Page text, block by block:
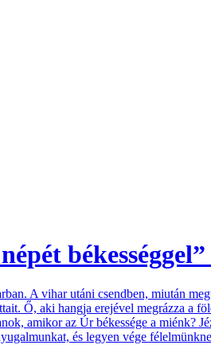
A vihar utáni csendben, miután
Ő, aki hangja erejével megrázza a
amikor az Úr békessége a miénk?
és legyen vége